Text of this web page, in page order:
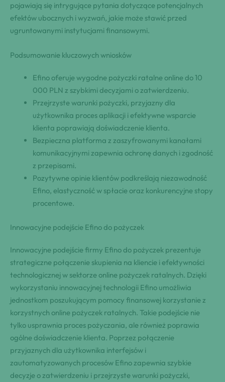
pojawiają się intrygujące pytania dotyczące potencjalnych
efektów ubocznych i wyzwań, jakie może stawić przed
ugruntowanymi instytucjami finansowymi.
Podsumowanie kluczowych wniosków
Efino oferuje wygodne pożyczki ratalne online do 10
000 PLN z szybkimi decyzjami o zatwierdzeniu.
Przejrzyste warunki pożyczki, przyjazny dla
użytkownika proces aplikacji i efektywne wsparcie
klienta poprawiają doświadczenie klienta.
Bezpieczna platforma z zaszyfrowanymi kanałami
komunikacyjnymi zapewnia ochronę danych i zgodność
z przepisami.
Pozytywne opinie klientów podkreślają niezawodność
Efino, elastyczność w spłacie oraz konkurencyjne stopy
procentowe.
Innowacyjne podejście Efino do pożyczek
Innowacyjne podejście firmy Efino do pożyczek prezentuje
strategiczne połączenie skupienia na kliencie i efektywności
technologicznej w sektorze online pożyczek ratalnych. Dzięki
wykorzystaniu innowacyjnej technologii Efino umożliwia
jednostkom poszukującym pomocy finansowej korzystanie z
korzystnych online pożyczek ratalnych. Takie podejście nie
tylko usprawnia proces pożyczania, ale również poprawia
ogólne doświadczenie klienta. Poprzez połączenie
przyjaznych dla użytkownika interfejsów i
zautomatyzowanych procesów Efino zapewnia szybkie
decyzje o zatwierdzeniu i przejrzyste warunki pożyczki,